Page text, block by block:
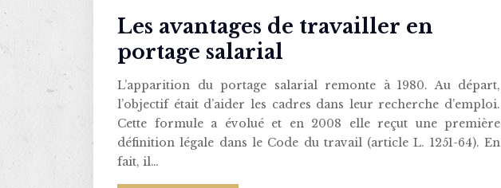
Les avantages de travailler en
portage salarial
L’apparition du portage salarial remonte à 1980. Au départ,
l’objectif était d’aider les cadres dans leur recherche d’emploi.
Cette formule a évolué et en 2008 elle reçut une première
définition légale dans le Code du travail (article L. 1251-64). En
fait, il…